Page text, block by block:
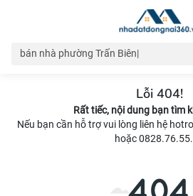
Lỗi 404!
Rất tiếc, nội dung bạn tìm
Nếu bạn cần hỗ trợ vui lòng liên hệ
hoặc